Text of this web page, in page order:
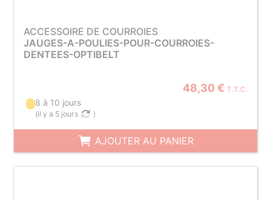
ACCESSOIRE DE COURROIES
JAUGES-A-POULIES-POUR-COURROIES-
DENTEES-OPTIBELT
48,30 € T.T.C.
8 à 10 jours
(il y a 5 jours )
AJOUTER AU PANIER